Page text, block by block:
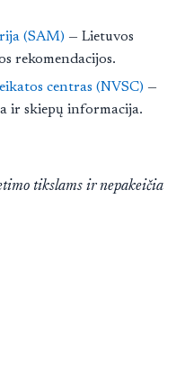
(SAM) — Lietuvos
rekomendacijos.
centras (NVSC) —
ir skiepų informacija.
tikslams ir nepakeičia